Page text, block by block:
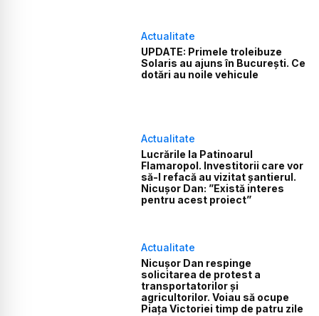
Actualitate
UPDATE: Primele troleibuze
Solaris au ajuns în București. Ce
dotări au noile vehicule
Actualitate
Lucrările la Patinoarul
Flamaropol. Investitorii care vor
să-l refacă au vizitat șantierul.
Nicușor Dan: ”Există interes
pentru acest proiect”
Actualitate
Nicușor Dan respinge
solicitarea de protest a
transportatorilor și
agricultorilor. Voiau să ocupe
Piața Victoriei timp de patru zile